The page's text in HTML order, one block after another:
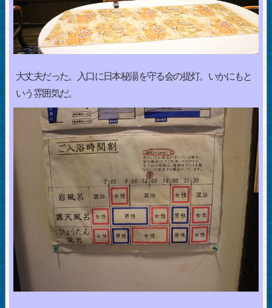
大丈夫だった。入口に日本秘湯を守る会の提灯。いかにもと
いう雰囲気だ。